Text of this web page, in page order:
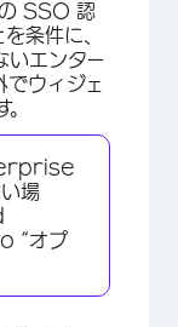
×
×
SSO 認
条件に、
いエンター
でウィジェ
場
“オプ